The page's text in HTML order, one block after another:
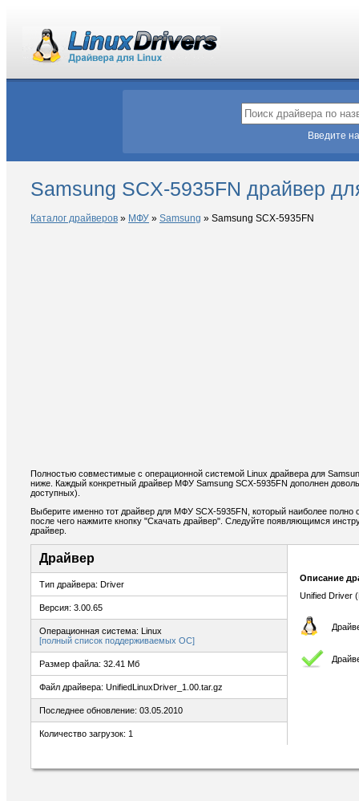
Введите
Samsung SCX-5935FN драйвер
Каталог драйверов » МФУ » Samsung » Samsung SCX-5935FN
Полностью совместимые с операционной системой Linux драйвера для
ниже. Каждый конкретный драйвер МФУ Samsung SCX-5935FN дополнен
доступных).
Выберите именно тот драйвер для МФУ SCX-5935FN, который наиболее
после чего нажмите кнопку "Скачать драйвер". Следуйте появляющимся
драйвер.
Драйвер
Тип драйвера: Driver
Версия: 3.00.65
Операционная система: Linux
[полный список поддерживаемых ОС]
Размер файла: 32.41 Мб
Файл драйвера: UnifiedLinuxDriver_1.00.tar.gz
Последнее обновление: 03.05.2010
Количество загрузок: 1
Описание
Unified Driver